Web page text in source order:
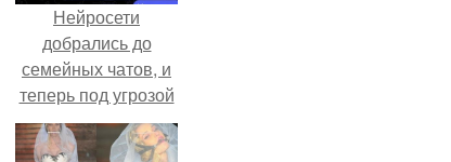
Нейросети
добрались до
семейных чатов, и
теперь под угрозой
мамины нервы.